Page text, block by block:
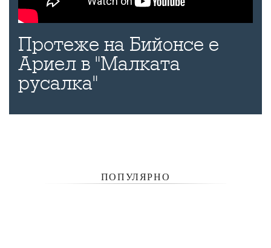
Протеже на Бийонсе е
Ариел в "Малката
русалка"
ПОПУЛЯРНО